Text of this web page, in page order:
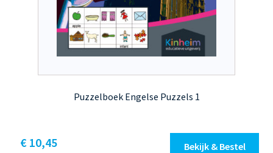
Puzzelboek Engelse Puzzels 1
€ 10,45 Bekijk & Bestel